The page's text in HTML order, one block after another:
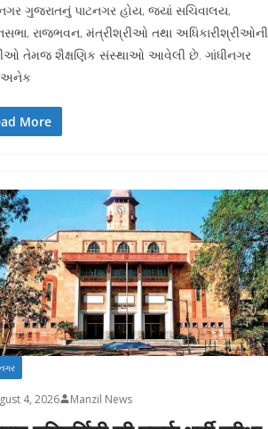
ગુજરાતનું પાટનગર હોય, જ્યાં સચિવાલય,
રાજભવન, મંત્રીશ્રીઓ તથા અધિકારીશ્રીઓની
તેમજ શૈક્ષણિક સંસ્થાઓ આવેલી છે. ગાંધીનગર
અનેક
More
4, 2026 Manzil News